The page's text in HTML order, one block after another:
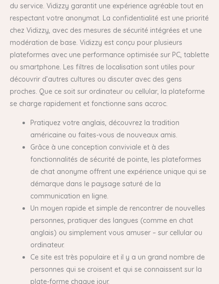
du service. Vidizzy garantit une expérience agréable tout en
respectant votre anonymat. La confidentialité est une priorité
chez Vidizzy, avec des mesures de sécurité intégrées et une
modération de base. Vidizzy est conçu pour plusieurs
plateformes avec une performance optimisée sur PC, tablette
ou smartphone. Les filtres de localisation sont utiles pour
découvrir d’autres cultures ou discuter avec des gens
proches. Que ce soit sur ordinateur ou cellular, la plateforme
se charge rapidement et fonctionne sans accroc.
Pratiquez votre anglais, découvrez la tradition
américaine ou faites-vous de nouveaux amis.
Grâce à une conception conviviale et à des
fonctionnalités de sécurité de pointe, les plateformes
de chat anonyme offrent une expérience unique qui se
démarque dans le paysage saturé de la
communication en ligne.
Un moyen rapide et simple de rencontrer de nouvelles
personnes, pratiquer des langues (comme en chat
anglais) ou simplement vous amuser – sur cellular ou
ordinateur.
Ce site est très populaire et il y a un grand nombre de
personnes qui se croisent et qui se connaissent sur la
plate-forme chaque jour.